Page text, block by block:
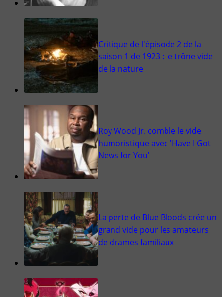
Critique de l'épisode 2 de la
saison 1 de 1923 : le trône vide
de la nature
Roy Wood Jr. comble le vide
humoristique avec 'Have I Got
News for You'
La perte de Blue Bloods crée un
grand vide pour les amateurs
de drames familiaux